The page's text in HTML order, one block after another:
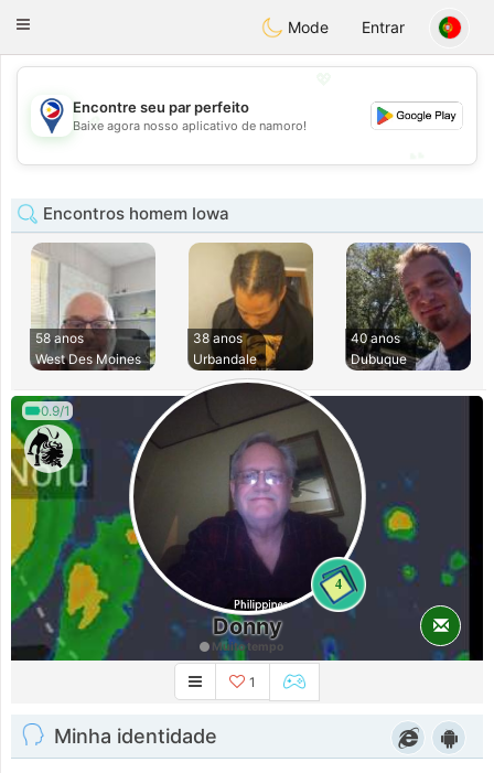
PhilippinesChat
Toggle
Mode Entrar
💖
💕
Encontre seu par perfeito
Baixe agora nosso aplicativo de namoro!
Encontros homem Iowa
58 anos
West Des Moines
38 anos
Urbandale
40 anos
Dubuque
0.9/1
4
Donny
Muito tempo
1
Minha identidade